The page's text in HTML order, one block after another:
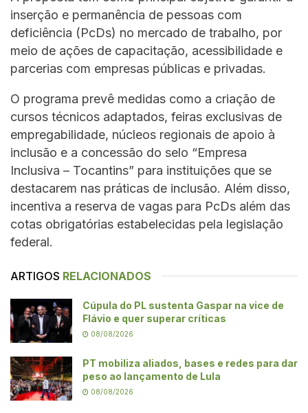
inserção e permanência de pessoas com
deficiência (PcDs) no mercado de trabalho, por
meio de ações de capacitação, acessibilidade e
parcerias com empresas públicas e privadas.
O programa prevê medidas como a criação de
cursos técnicos adaptados, feiras exclusivas de
empregabilidade, núcleos regionais de apoio à
inclusão e a concessão do selo “Empresa
Inclusiva – Tocantins” para instituições que se
destacarem nas práticas de inclusão. Além disso,
incentiva a reserva de vagas para PcDs além das
cotas obrigatórias estabelecidas pela legislação
federal.
ARTIGOS RELACIONADOS
Cúpula do PL sustenta Gaspar na vice de
Flávio e quer superar críticas
08/08/2026
PT mobiliza aliados, bases e redes para dar
peso ao lançamento de Lula
08/08/2026